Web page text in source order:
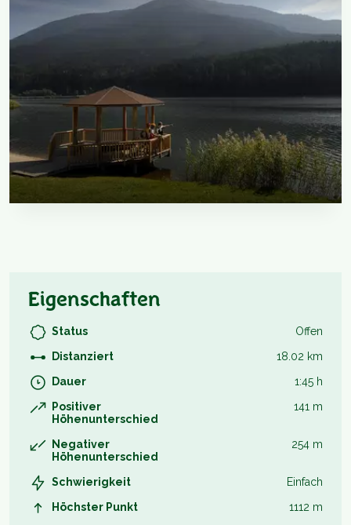
Eigenschaften
Status
Offen
Distanziert
18.02 km
Dauer
1:45 h
Positiver
Höhenunterschied
141 m
Negativer
Höhenunterschied
254 m
Schwierigkeit
Einfach
Höchster Punkt
1112 m